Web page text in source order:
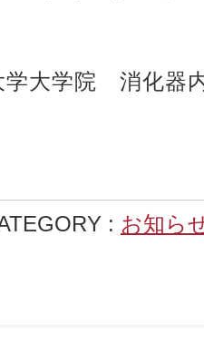
学大学院 消化
: お知ら